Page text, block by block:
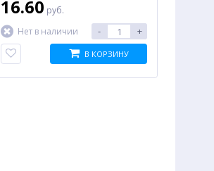
16.60 руб.
Нет в наличии
- +
В КОРЗИНУ